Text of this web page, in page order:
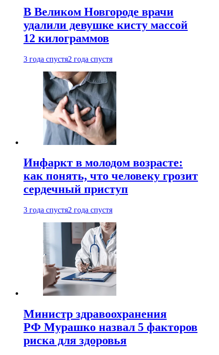
В Великом Новгороде врачи
удалили девушке кисту массой
12 килограммов
3 года спустя2 года спустя
Инфаркт в молодом возрасте:
как понять, что человеку грозит
сердечный приступ
3 года спустя2 года спустя
Министр здравоохранения
РФ Мурашко назвал 5 факторов
риска для здоровья